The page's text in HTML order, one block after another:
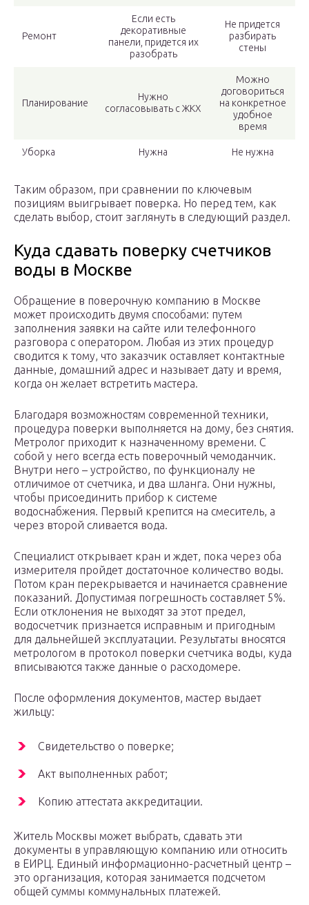
Ремонт
Если есть
декоративные
панели, придется их
разобрать
Не придется
разбирать
стены
Планирование
Нужно
согласовывать с ЖКХ
Можно
договориться
на конкретное
удобное
время
Уборка Нужна Не нужна
Таким образом, при сравнении по ключевым
позициям выигрывает поверка. Но перед тем, как
сделать выбор, стоит заглянуть в следующий раздел.
Куда сдавать поверку счетчиков
воды в Москве
Обращение в поверочную компанию в Москве
может происходить двумя способами: путем
заполнения заявки на сайте или телефонного
разговора с оператором. Любая из этих процедур
сводится к тому, что заказчик оставляет контактные
данные, домашний адрес и называет дату и время,
когда он желает встретить мастера.
Благодаря возможностям современной техники,
процедура поверки выполняется на дому, без снятия.
Метролог приходит к назначенному времени. С
собой у него всегда есть поверочный чемоданчик.
Внутри него – устройство, по функционалу не
отличимое от счетчика, и два шланга. Они нужны,
чтобы присоединить прибор к системе
водоснабжения. Первый крепится на смеситель, а
через второй сливается вода.
Специалист открывает кран и ждет, пока через оба
измерителя пройдет достаточное количество воды.
Потом кран перекрывается и начинается сравнение
показаний. Допустимая погрешность составляет 5%.
Если отклонения не выходят за этот предел,
водосчетчик признается исправным и пригодным
для дальнейшей эксплуатации. Результаты вносятся
метрологом в протокол поверки счетчика воды, куда
вписываются также данные о расходомере.
После оформления документов, мастер выдает
жильцу:
Свидетельство о поверке;
Акт выполненных работ;
Копию аттестата аккредитации.
Житель Москвы может выбрать, сдавать эти
документы в управляющую компанию или относить
в ЕИРЦ. Единый информационно-расчетный центр –
это организация, которая занимается подсчетом
общей суммы коммунальных платежей.